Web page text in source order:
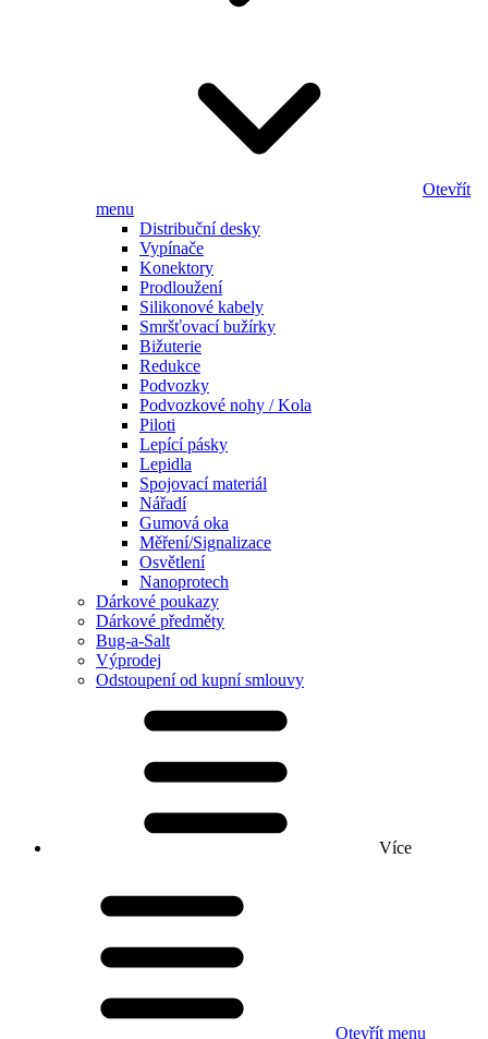
Otevřít
menu
Distribuční desky
Vypínače
Konektory
Prodloužení
Silikonové kabely
Smršťovací bužírky
Bižuterie
Redukce
Podvozky
Podvozkové nohy / Kola
Piloti
Lepící pásky
Lepidla
Spojovací materiál
Nářadí
Gumová oka
Měření/Signalizace
Osvětlení
Nanoprotech
Dárkové poukazy
Dárkové předměty
Bug-a-Salt
Výprodej
Odstoupení od kupní smlouvy
Více
Otevřít menu